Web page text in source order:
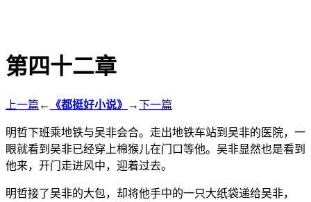
第四十二章
上一篇 ← 《都挺好小说》 →下一篇
明哲下班乘地铁与吴非会合。走出地铁车站到吴非的医院，一
眼就看到吴非已经穿上棉猴儿在门口等他。吴非显然也是看到
他来，开门走进风中，迎着过去。
明哲接了吴非的大包，却将他手中的一只大纸袋递给吴非，